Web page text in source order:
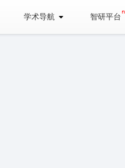
学术导航 智研平台